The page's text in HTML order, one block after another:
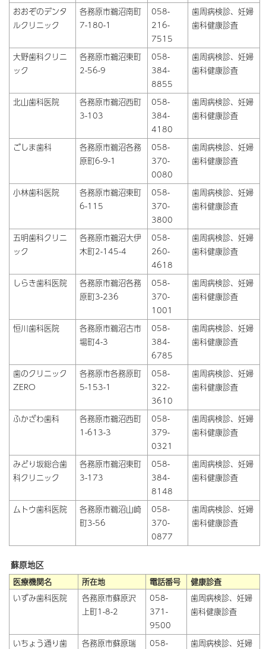
おおぞのデンタ
ルクリニック
各務原市鵜沼南町
7-180-1
058-
216-
7515
歯周病検診、妊婦
歯科健康診査
大野歯科クリニ
ック
各務原市鵜沼東町
2-56-9
058-
384-
8855
歯周病検診、妊婦
歯科健康診査
北山歯科医院
各務原市鵜沼西町
3-103
058-
384-
4180
歯周病検診、妊婦
歯科健康診査
ごしま歯科
各務原市鵜沼各務
原町6-9-1
058-
370-
0080
歯周病検診、妊婦
歯科健康診査
小林歯科医院
各務原市鵜沼東町
6-115
058-
370-
3800
歯周病検診、妊婦
歯科健康診査
五明歯科クリニ
ック
各務原市鵜沼大伊
木町2-145-4
058-
260-
4618
歯周病検診、妊婦
歯科健康診査
しらき歯科医院
各務原市鵜沼各務
原町3-236
058-
370-
1001
歯周病検診、妊婦
歯科健康診査
恒川歯科医院
各務原市鵜沼古市
場町4-3
058-
384-
6785
歯周病検診、妊婦
歯科健康診査
歯のクリニック
ZERO
各務原市各務原町
5-153-1
058-
322-
3610
歯周病検診、妊婦
歯科健康診査
ふかざわ歯科
各務原市鵜沼西町
1-613-3
058-
379-
0321
歯周病検診、妊婦
歯科健康診査
みどり坂総合歯
科クリニック
各務原市鵜沼東町
3-173
058-
384-
8148
歯周病検診、妊婦
歯科健康診査
ムトウ歯科医院
各務原市鵜沼山崎
町3-56
058-
370-
0877
歯周病検診、妊婦
歯科健康診査
蘇原地区
医療機関名 所在地 電話番号
健康診査
いずみ歯科医院
各務原市蘇原沢
上町1-8-2
058-
371-
9500
歯周病検診、妊婦
歯科健康診査
いちょう通り歯
各務原市蘇原瑞
058-
歯周病検診、妊婦